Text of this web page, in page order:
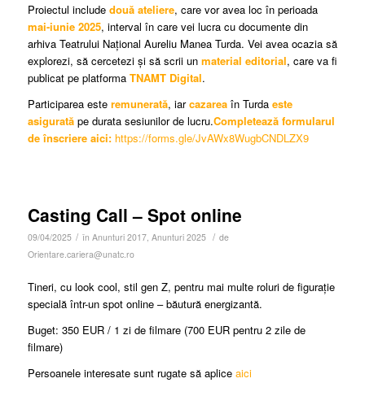
Proiectul include două ateliere, care vor avea loc în perioada
mai-iunie 2025, interval în care vei lucra cu documente din
arhiva Teatrului Național Aureliu Manea Turda. Vei avea ocazia să
explorezi, să cercetezi și să scrii un material editorial, care va fi
publicat pe platforma TNAMT Digital.
Participarea este remunerată, iarcazareaîn Turda este
asigurată pe durata sesiunilor de lucru.Completează formularul
de înscriere aici: https://forms.gle/JvAWx8WugbCNDLZX9
Casting Call – Spot online
09/04/2025 / în Anunturi 2017, Anunturi 2025 / de
Orientare.cariera@unatc.ro
Tineri, cu look cool, stil gen Z, pentru mai multe roluri de figurație
specială într-un spot online – băutură energizantă.
Buget: 350 EUR / 1 zi de filmare (700 EUR pentru 2 zile de
filmare)
Persoanele interesate sunt rugate să aplice aici